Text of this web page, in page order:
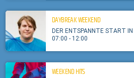
DAYBREAK WEEKEND
DER ENTSPANNTE START
07:00 - 12:00
WEEKEND HITS